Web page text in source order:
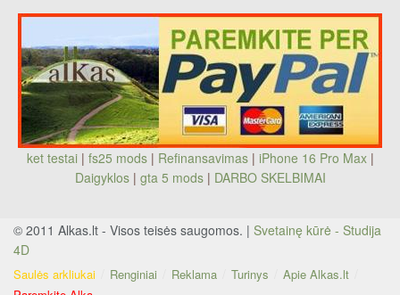
ket testai | fs25 mods| Refinansavimas| iPhone 16 Pro Max|
Daigyklos| gta 5 mods | DARBO SKELBIMAI
© 2011 Alkas.lt - Visos teisės saugomos. | Svetainę kūrė - Studija
4D
Saulės arkliukai Renginiai Reklama Turinys
Apie Alkas.lt